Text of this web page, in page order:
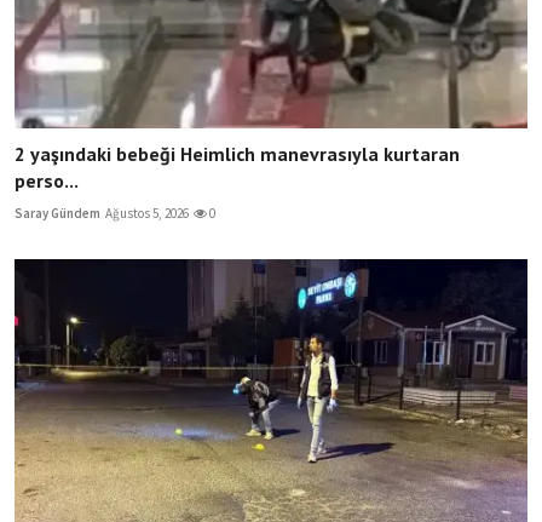
2 yaşındaki bebeği Heimlich manevrasıyla kurtaran
perso...
Saray Gündem Ağustos 5, 2026 0